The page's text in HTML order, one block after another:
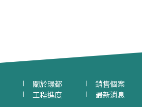
關於璟都 銷售個案
工程進度
最新消息